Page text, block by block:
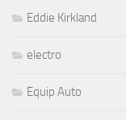
Eddie Kirkland
electro
Equip Auto